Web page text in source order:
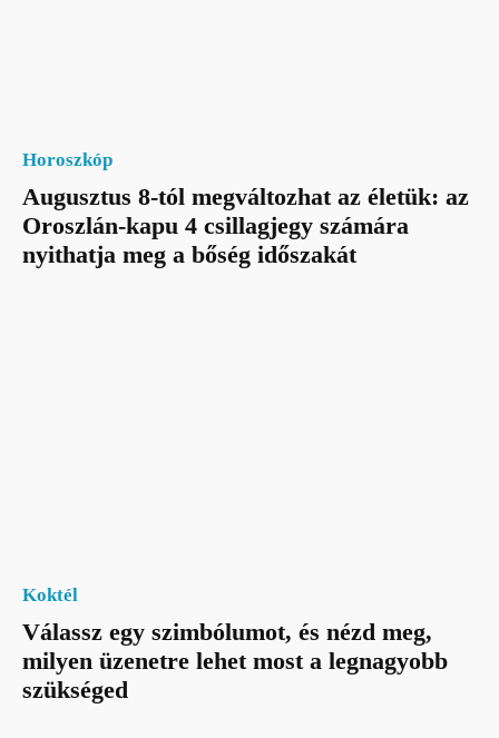
Horoszkóp
Augusztus 8-tól megváltozhat az életük: az
Oroszlán-kapu 4 csillagjegy számára
nyithatja meg a bőség időszakát
Koktél
Válassz egy szimbólumot, és nézd meg,
milyen üzenetre lehet most a legnagyobb
szükséged